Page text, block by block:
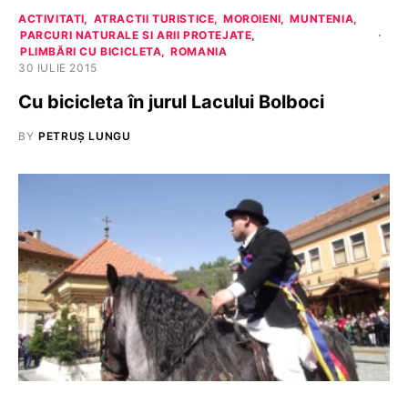
ACTIVITATI ATRACTII TURISTICE MOROIENI
MUNTENIA
PARCURI NATURALE SI ARII PROTEJATE
PLIMBĂRI CU BICICLETA
ROMANIA
30 IULIE 2015
Cu bicicleta în jurul Lacului Bolboci
BY PETRUȘ LUNGU